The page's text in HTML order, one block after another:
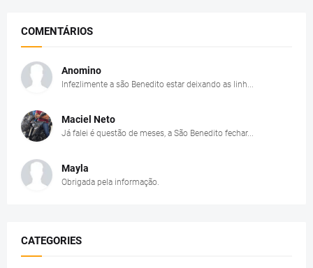
COMENTÁRIOS
Anomino
Infezlimente a são Benedito estar deixando as linh...
Maciel Neto
Já falei é questão de meses, a São Benedito fechar...
Mayla
Obrigada pela informação.
CATEGORIES